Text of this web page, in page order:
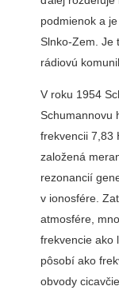
podmienok a
Slnko-Zem. Je
rádiovú
V roku 1954
Schumannovu
frekvencii 7,83
založená
rezonancií
v ionosfére.
atmosfére,
frekvencie ako
pôsobí ako
obvody